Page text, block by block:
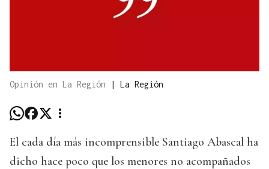
Opinión en La Región | La Región
El cada día más incomprensible Santiago Abascal ha
dicho hace poco que los menores no acompañados